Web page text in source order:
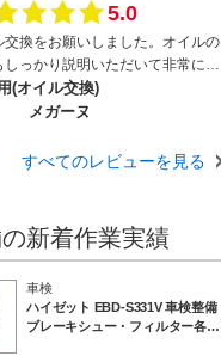
相談してる時やお店に足を運ん
や工場の様子から感じるものが
ーオーナーズ と冠しているこ
社の経営方針をよく表している
信頼 安心して依頼し整備作業
お店として今後ともお世話にな
5.0
交換をお願いしました。オイルの
しっかり説明いただいて非常にわ
してお願いできました。またよ
たします。ありがとうございま
(オイル交換)
メガーヌ
すべてのレビューを見る
新着作業実績
車検
ハイゼット EBD-S331V 車検整備
ブレーキシュー・フィルター各種